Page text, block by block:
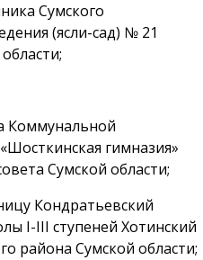
Сумского
(ясли-сад) № 21
Коммунальной
гимназия»
Сумской области;
Кондратьевский
I-III ступеней Хотинский
района Сумской области;